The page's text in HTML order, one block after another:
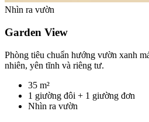
Nhìn ra vườn
Garden View
Phòng tiêu chuẩn hướng vườn xanh
nhiên, yên tĩnh và riêng tư.
35 m²
1 giường đôi + 1 giường đơn
Nhìn ra vườn